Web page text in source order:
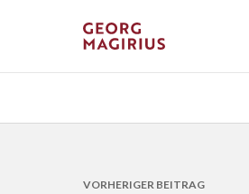
VORHERIGER BEITRAG